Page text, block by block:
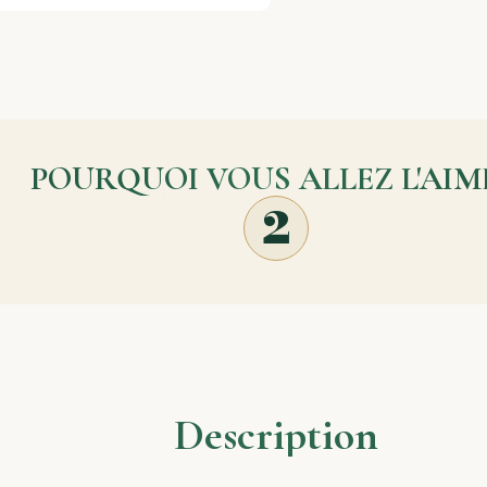
POURQUOI VOUS ALLEZ
2
Description